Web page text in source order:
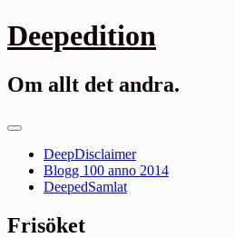
Gå
till
Deepedition
Om allt det andra.
Primär
DeepDisclaimer
Blogg 100 anno 2014
DeepedSamlat
Frisöket